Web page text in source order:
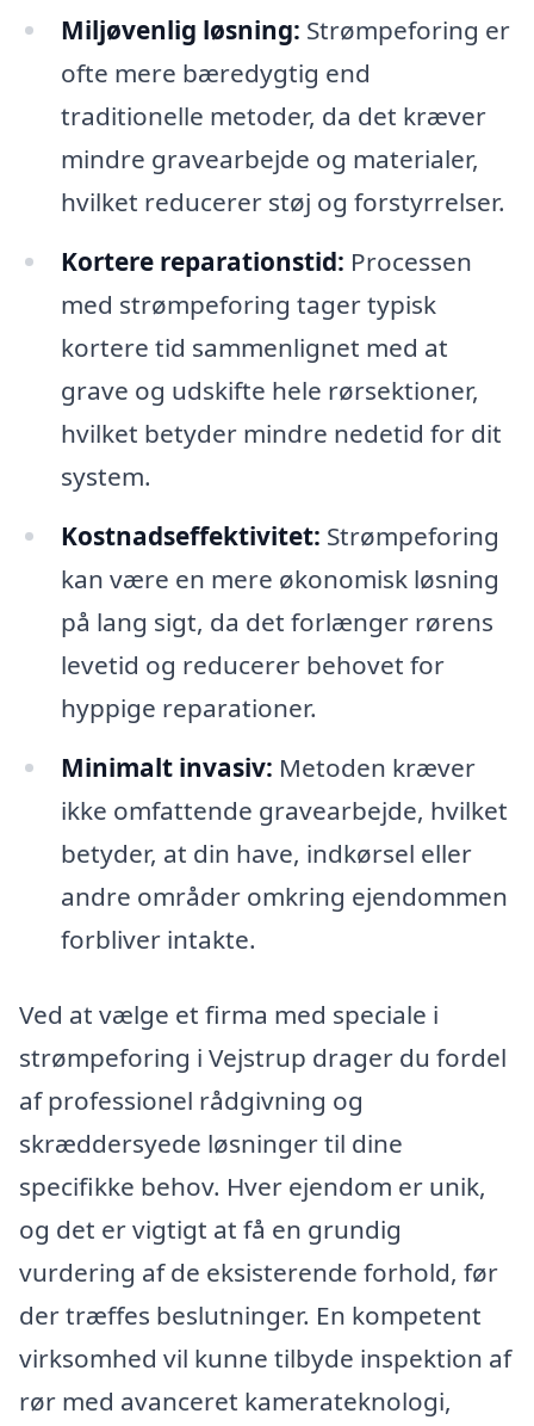
Miljøvenlig løsning: Strømpeforing er
ofte mere bæredygtig end
traditionelle metoder, da det kræver
mindre gravearbejde og materialer,
hvilket reducerer støj og forstyrrelser.
Kortere reparationstid: Processen
med strømpeforing tager typisk
kortere tid sammenlignet med at
grave og udskifte hele rørsektioner,
hvilket betyder mindre nedetid for dit
system.
Kostnadseffektivitet: Strømpeforing
kan være en mere økonomisk løsning
på lang sigt, da det forlænger rørens
levetid og reducerer behovet for
hyppige reparationer.
Minimalt invasiv: Metoden kræver
ikke omfattende gravearbejde, hvilket
betyder, at din have, indkørsel eller
andre områder omkring ejendommen
forbliver intakte.
Ved at vælge et firma med speciale i
strømpeforing i Vejstrup drager du fordel
af professionel rådgivning og
skræddersyede løsninger til dine
specifikke behov. Hver ejendom er unik,
og det er vigtigt at få en grundig
vurdering af de eksisterende forhold, før
der træffes beslutninger. En kompetent
virksomhed vil kunne tilbyde inspektion af
rør med avanceret kamerateknologi,